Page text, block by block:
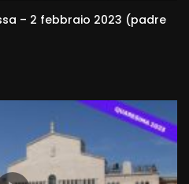
– 2 febbraio 2023 (padre